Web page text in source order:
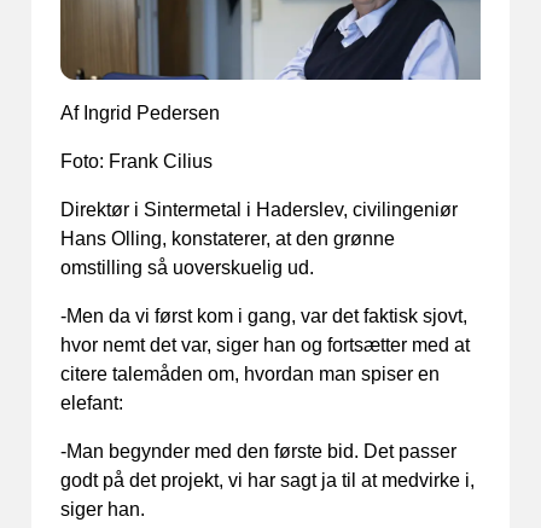
Af Ingrid Pedersen
Foto: Frank Cilius
Direktør i Sintermetal i Haderslev, civilingeniør
Hans Olling, konstaterer, at den grønne
omstilling så uoverskuelig ud.
-Men da vi først kom i gang, var det faktisk sjovt,
hvor nemt det var, siger han og fortsætter med at
citere talemåden om, hvordan man spiser en
elefant:
-Man begynder med den første bid. Det passer
godt på det projekt, vi har sagt ja til at medvirke i,
siger han.